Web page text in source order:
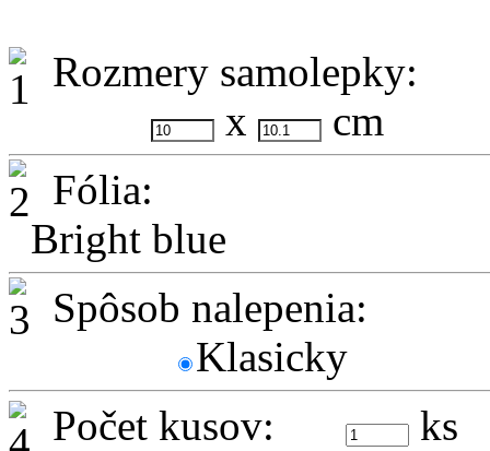
Rozmery samolepky:
x
cm
Fólia:
Bright blue
Spôsob nalepenia:
Klasicky
Počet kusov:
ks